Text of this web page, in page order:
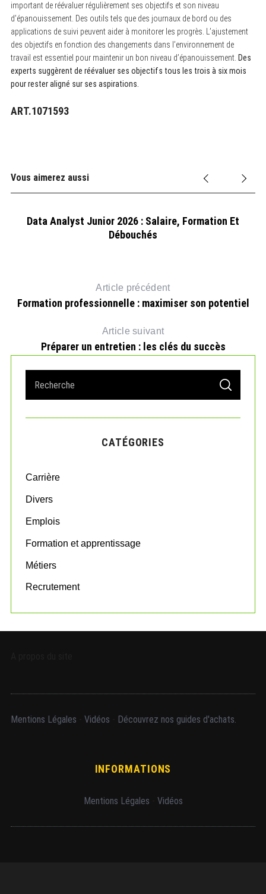
important de réévaluer régulièrement ses objectifs et son niveau
d’épanouissement. Des outils tels que des journaux de bord ou des
applications de suivi peuvent aider à monitorer les progrès. L’ajustement
des objectifs en fonction des changements dans l’environnement de
travail est essentiel pour maintenir un bon niveau d’épanouissement. Des
experts suggèrent de réévaluer ses objectifs tous les trois à six mois
pour rester aligné sur ses aspirations.
ART.1071593
Vous aimerez aussi
Data Analyst Junior 2026 : Salaire, Formation Et
Débouchés
Article précédent
Formation professionnelle : maximiser son potentiel
Article suivant
Préparer un entretien : les clés du succès
a
r
o
:
S
A
C
CATÉGORIES
Carrière
Divers
Emplois
Formation et apprentissage
Métiers
Recrutement
Mentions Légales Vidéos Découvrez nos guides d'achats.
INFORMATIONS
Mentions Légales Vidéos